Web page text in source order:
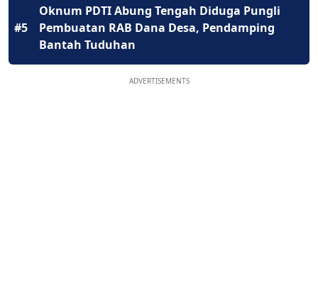
#5
Oknum PDTI Abung Tengah Diduga Pungli
Pembuatan RAB Dana Desa, Pendamping
Bantah Tuduhan
ADVERTISEMENTS